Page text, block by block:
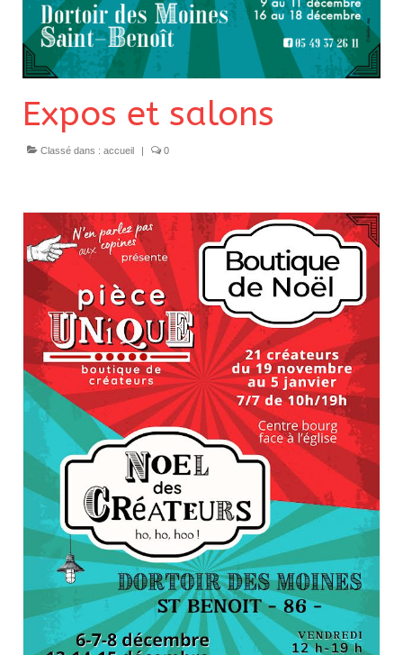
Expos et salons
Classé dans : accueil 0